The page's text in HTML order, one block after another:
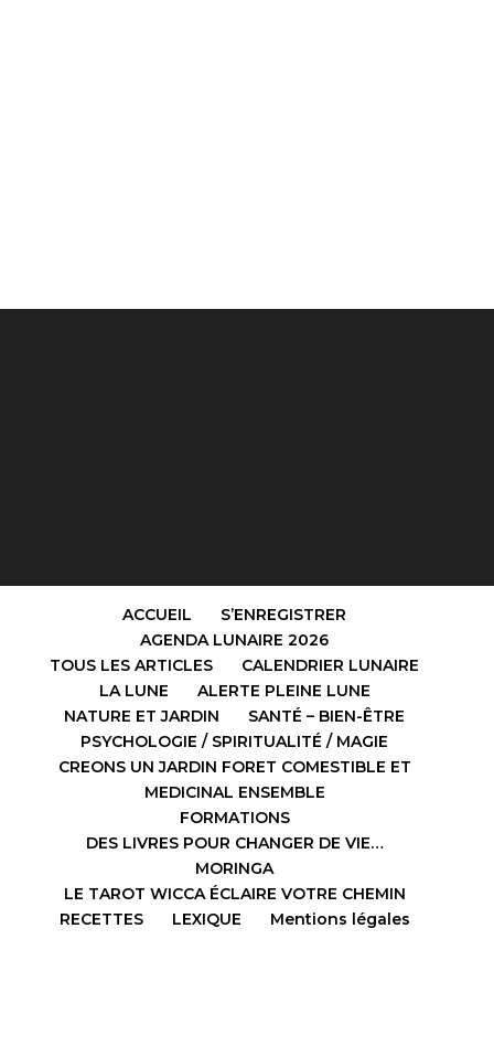
ACCUEIL
S’ENREGISTRER
AGENDA LUNAIRE 2026
TOUS LES ARTICLES
CALENDRIER LUNAIRE
LA LUNE
ALERTE PLEINE LUNE
NATURE ET JARDIN
SANTÉ – BIEN-ÊTRE
PSYCHOLOGIE / SPIRITUALITÉ / MAGIE
CREONS UN JARDIN FORET COMESTIBLE ET
MEDICINAL ENSEMBLE
FORMATIONS
DES LIVRES POUR CHANGER DE VIE…
MORINGA
LE TAROT WICCA ÉCLAIRE VOTRE CHEMIN
RECETTES
LEXIQUE Mentions légales